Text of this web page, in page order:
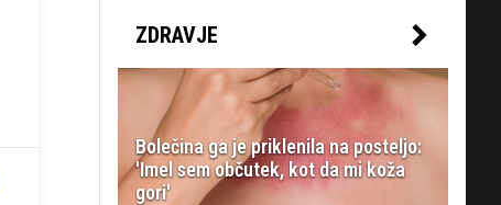
ZDRAVJE
Bolečina ga je priklenila na posteljo:
'Imel sem občutek, kot da mi koža
gori'